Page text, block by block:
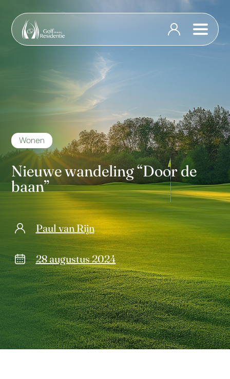
Wonen
Nieuwe wandeling “Door de
baan”
Paul van Rijn
28 augustus 2024